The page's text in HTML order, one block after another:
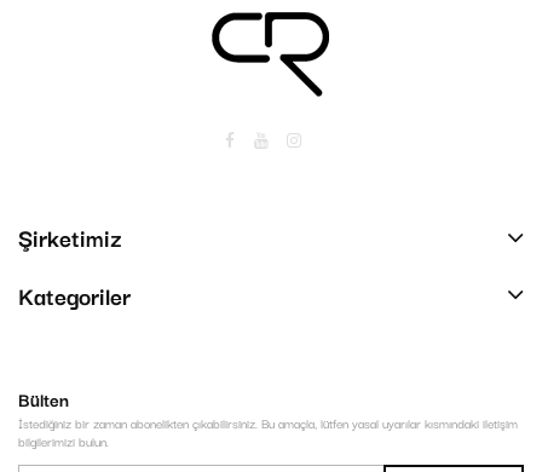
Şirketimiz
Kategoriler
Bülten
İstediğiniz bir zaman abonelikten çıkabilirsiniz. Bu amaçla, lütfen yasal uyarılar kısmındaki iletişim
bilgilerimizi bulun.